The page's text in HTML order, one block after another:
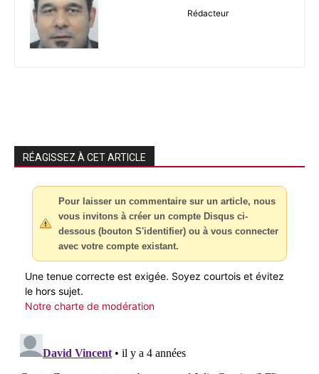
Rédacteur
RÉAGISSEZ À CET ARTICLE
Pour laisser un commentaire sur un article, nous
vous invitons à créer un compte Disqus ci-
dessous (bouton S'identifier) ou à vous connecter
avec votre compte existant.
Une tenue correcte est exigée. Soyez courtois et évitez
le hors sujet.
Notre charte de modération